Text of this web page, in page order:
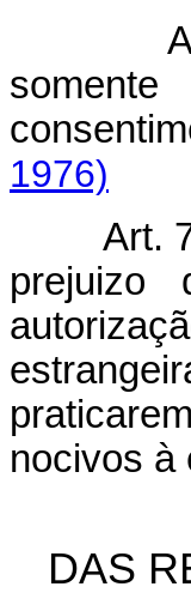
1976)
Art.
prejuizo
nocivos à
DAS